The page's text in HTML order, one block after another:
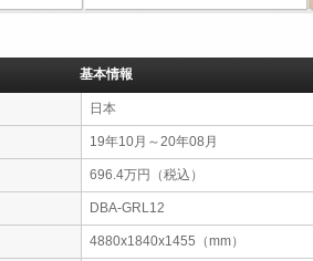
基本情報
日本
19年10月～20年08月
696.4万円（税込）
DBA-GRL12
4880x1840x1455（mm）